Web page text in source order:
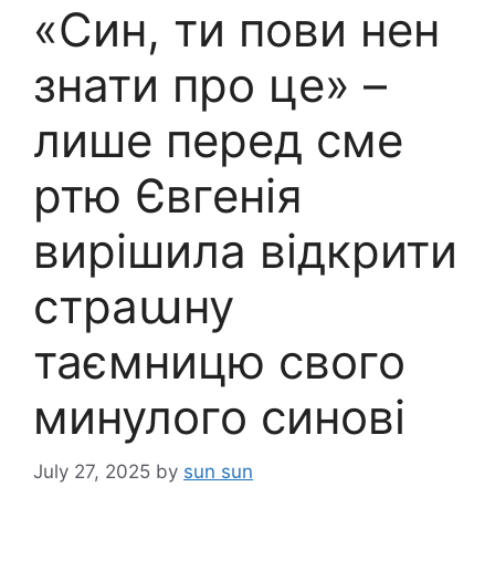
«Син, ти пови нен
знати про це» –
лише перед сме
ртю Євгенія
вирішила відкрити
страաну
таємницю свого
минулого синові
July 27, 2025 by sun sun